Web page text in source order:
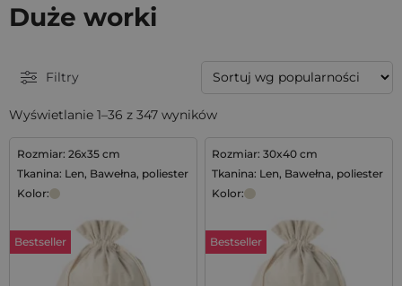
Duże worki
Filtry
Wyświetlanie 1–36 z 347 wyników
Rozmiar: 26x35 cm
Tkanina: Len, Bawełna, poliester
Kolor:
Bestseller
Rozmiar: 30x40 cm
Tkanina: Len, Bawełna, poliester
Kolor:
Bestseller